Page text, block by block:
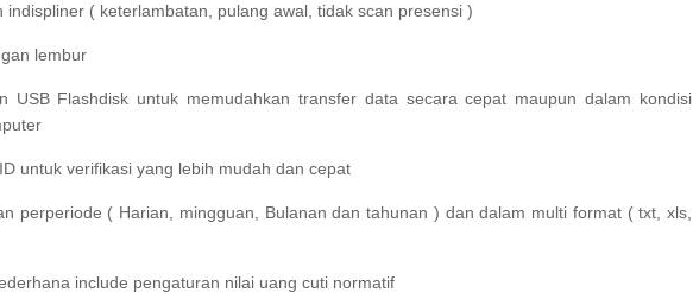
indispliner ( keterlambatan, pulang awal, tidak scan presensi )
lembur
USB Flashdisk untuk memudahkan transfer data secara cepat maupun dalam kondisi
untuk verifikasi yang lebih mudah dan cepat
perperiode ( Harian, mingguan, Bulanan dan tahunan ) dan dalam multi format ( txt, xls,
include pengaturan nilai uang cuti normatif